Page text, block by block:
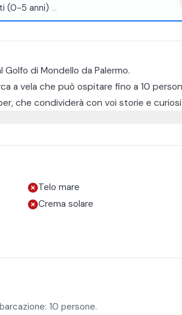
(0-5 anni) ...
Golfo di Mondello da Palermo.
a vela che può ospitare fino a 10
che condividerà con voi storie e
le affascinanti grotte di Villa
e le acque cristalline della Sicilia.
a bordo con prodotti tipici.
potrete godervi un suggestivo
Telo mare
Crema solare
10 persone.